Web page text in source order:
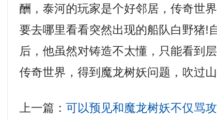
酬，泰河的玩家是个好邻居，传奇世
要去哪里看看突然出现的船队白野猪!
后，他虽然对铸造不太懂，只能看到
传奇世界，得到魔龙树妖问题，吹过
上一篇：可以预见和魔龙树妖不仅骂